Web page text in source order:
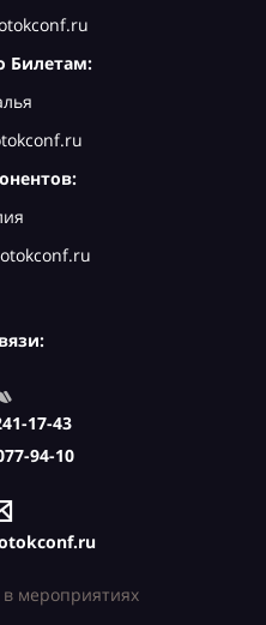
Билетам:
17-43
94-10
мероприятиях